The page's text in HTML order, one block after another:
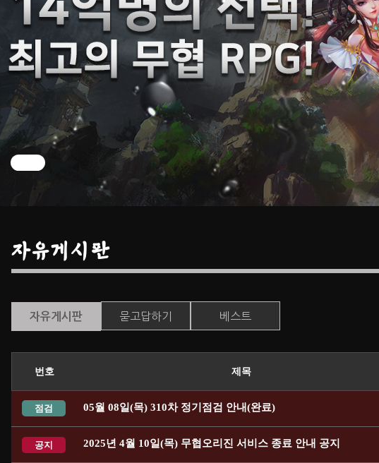
자유게시판
자유게시판 묻고답하기 베스트
번호 제목
점검 05월 08일(목) 310차 정기점검 안내(완료)
공지 2025년 4월 10일(목) 무협오리진 서비스 종료 안내 공지